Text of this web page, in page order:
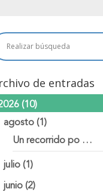
de entradas
(10)
agosto(1)
Un recorrido po …
julio(1)
junio(2)